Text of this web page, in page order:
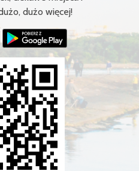
dużo więcej!